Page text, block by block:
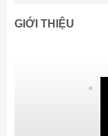
GIỚI THIỆU